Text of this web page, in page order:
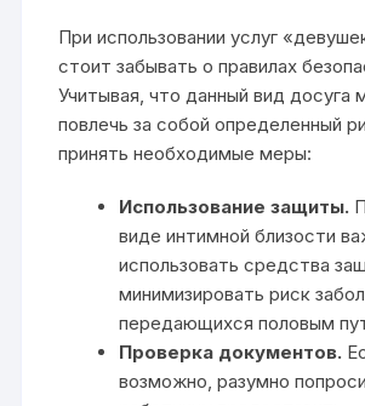
При использовании услуг
стоит забывать о правилах
Учитывая, что данный вид досуга
повлечь за собой определенный
принять необходимые меры:
Использование защиты.
виде интимной близости
использовать средства
минимизировать риск
передающихся половым
Проверка документов.
возможно, разумно